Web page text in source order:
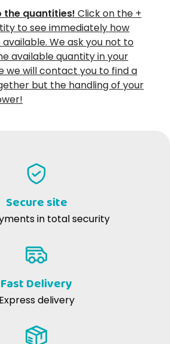
the quantities! Click on the +
to see immediately how
We ask you not to
available quantity in your
we will contact you to find a
but the handling of your
Secure site
in total security
Fast Delivery
Express delivery